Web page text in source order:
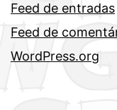
Feed de entradas
Feed de
WordPress.org